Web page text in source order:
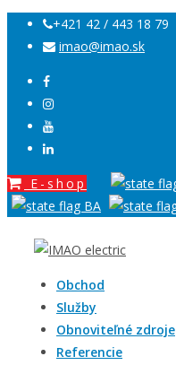
+421 42 / 443 18 79
imao@imao.sk
E-shop
Obchod
Služby
Obnoviteľné zdroje
Referencie